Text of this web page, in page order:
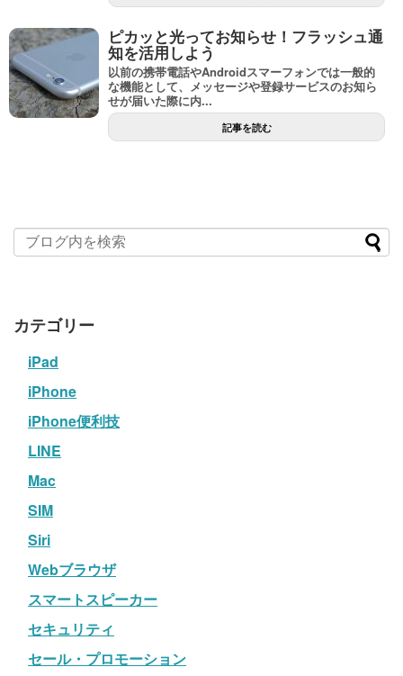
ピカッと光ってお知らせ！フラッシュ通
知を活用しよう
以前の携帯電話やAndroidスマーフォンでは一般的
な機能として、メッセージや登録サービスのお知ら
せが届いた際に内...
記事を読む
カテゴリー
iPad
iPhone
iPhone便利技
LINE
Mac
SIM
Siri
Webブラウザ
スマートスピーカー
セキュリティ
セール・プロモーション